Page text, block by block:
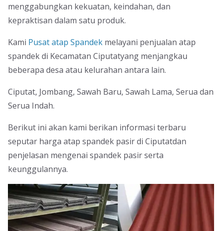
menggabungkan kekuatan, keindahan, dan
kepraktisan dalam satu produk.
Kami Pusat atap Spandek melayani penjualan atap
spandek di Kecamatan Ciputatyang menjangkau
beberapa desa atau kelurahan antara lain.
Ciputat, Jombang, Sawah Baru, Sawah Lama, Serua dan
Serua Indah.
Berikut ini akan kami berikan informasi terbaru
seputar harga atap spandek pasir di Ciputatdan
penjelasan mengenai spandek pasir serta
keunggulannya.